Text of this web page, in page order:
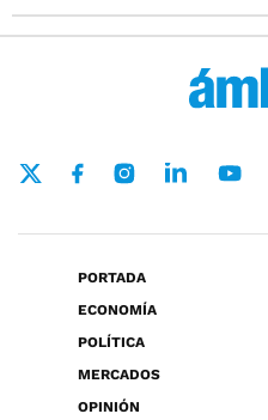
PORTADA
ECONOMÍA
POLÍTICA
MERCADOS
OPINIÓN